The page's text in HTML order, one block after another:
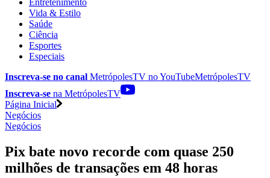
Vida & Estilo
Saúde
Ciência
Esportes
Especiais
Inscreva-se no canal MetrópolesTV noYouTubeMetrópolesTV
Inscreva-se na MetrópolesTV
Página Inicial
Negócios
Negócios
Pix bate novo recorde com quase 250
milhões de transações em 48 horas